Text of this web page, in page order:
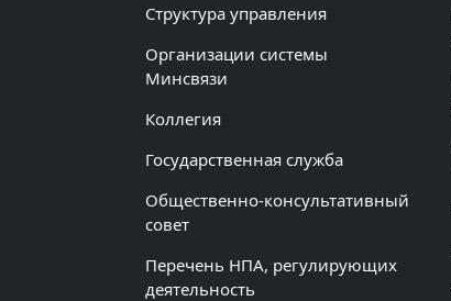
Структура управления
Организации системы
Минсвязи
Коллегия
Государственная служба
Общественно-консультативный
совет
Перечень НПА, регулирующих
деятельность